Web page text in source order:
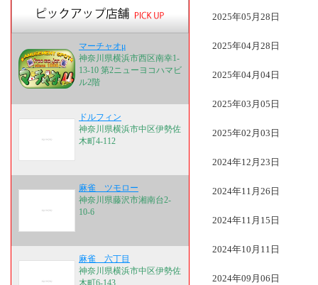
マーチャオμ
神奈川県横浜市西区南幸1-
13-10 第2ニューヨコハマビ
ル2階
ドルフィン
神奈川県横浜市中区伊勢佐
木町4-112
麻雀 ツモロー
神奈川県藤沢市湘南台2-
10-6
麻雀 六丁目
神奈川県横浜市中区伊勢佐
木町6-143
2025年05月28日
2025年04月28日
2025年04月04日
2025年03月05日
2025年02月03日
2024年12月23日
2024年11月26日
2024年11月15日
2024年10月11日
2024年09月06日